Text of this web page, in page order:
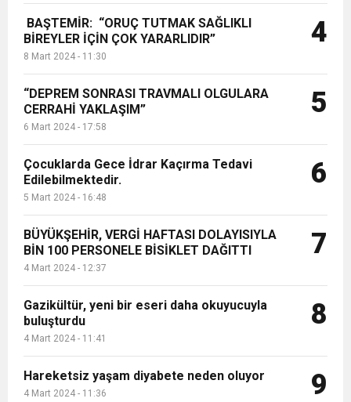
BAŞTEMİR: “ORUÇ TUTMAK SAĞLIKLI
BİREYLER İÇİN ÇOK YARARLIDIR”
8 Mart 2024 - 11:30
4
“DEPREM SONRASI TRAVMALI OLGULARA
CERRAHİ YAKLAŞIM”
6 Mart 2024 - 17:58
5
Çocuklarda Gece İdrar Kaçırma Tedavi
Edilebilmektedir.
5 Mart 2024 - 16:48
6
BÜYÜKŞEHİR, VERGİ HAFTASI DOLAYISIYLA
BİN 100 PERSONELE BİSİKLET DAĞITTI
4 Mart 2024 - 12:37
7
Gazikültür, yeni bir eseri daha okuyucuyla
buluşturdu
4 Mart 2024 - 11:41
8
Hareketsiz yaşam diyabete neden oluyor
4 Mart 2024 - 11:36 9